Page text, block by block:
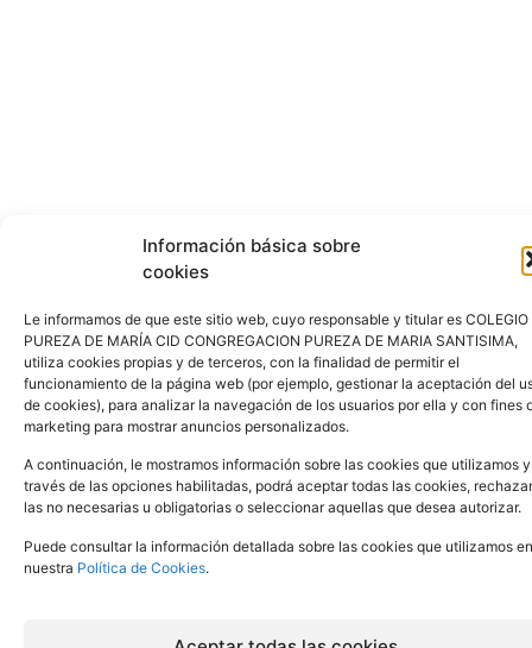
Información básica sobre
cookies
Le informamos de que este sitio web, cuyo responsable y titular es COLEGIO
PUREZA DE MARÍA CID CONGREGACION PUREZA DE MARIA SANTISIMA,
utiliza cookies propias y de terceros, con la finalidad de permitir el
funcionamiento de la página web (por ejemplo, gestionar la aceptación del
de cookies), para analizar la navegación de los usuarios por ella y con fines
marketing para mostrar anuncios personalizados.
A continuación, le mostramos información sobre las cookies que utilizamos
través de las opciones habilitadas, podrá aceptar todas las cookies, rechazar
las no necesarias u obligatorias o seleccionar aquellas que desea autorizar.
Puede consultar la información detallada sobre las cookies que utilizamos en
nuestra Política de Cookies.